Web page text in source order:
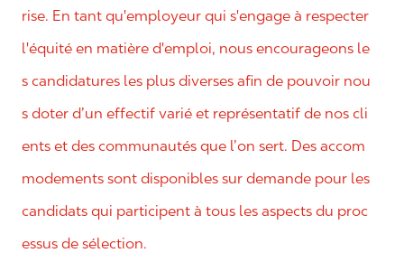
rise. En tant qu'employeur qui s'engage à respecter
l'équité en matière d'emploi, nous encourageons le
s candidatures les plus diverses afin de pouvoir nou
s doter d’un effectif varié et représentatif de nos cli
ents et des communautés que l’on sert. Des accom
modements sont disponibles sur demande pour les
candidats qui participent à tous les aspects du proc
essus de sélection.